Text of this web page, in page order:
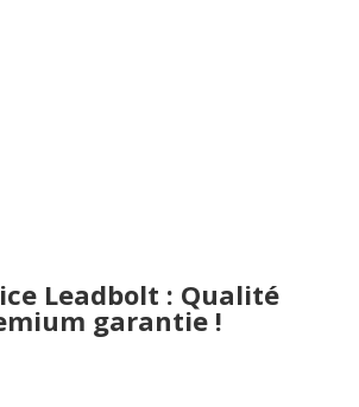
Leadbolt : Qualité
garantie !